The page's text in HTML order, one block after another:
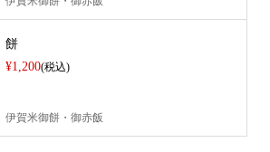
餅
¥1,200(税込)
伊賀米御餅・御赤飯